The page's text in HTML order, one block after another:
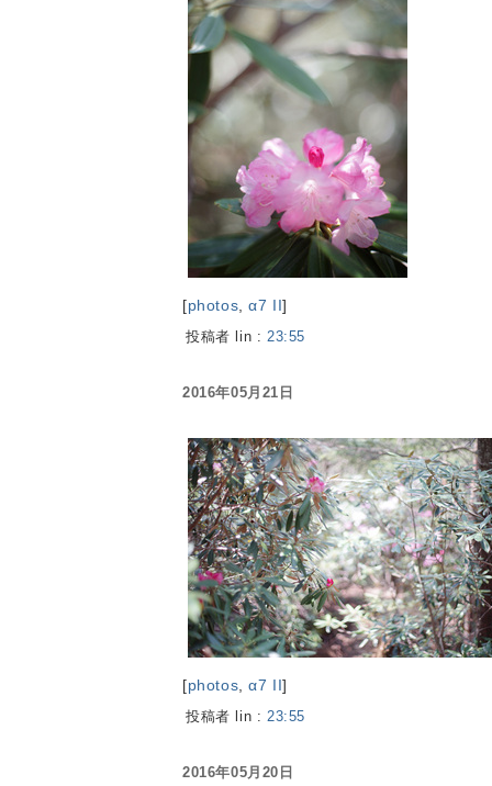
[photos ,α7 II]
投稿者 lin : 23:55
2016年05月21日
[photos ,α7 II]
投稿者 lin : 23:55
2016年05月20日